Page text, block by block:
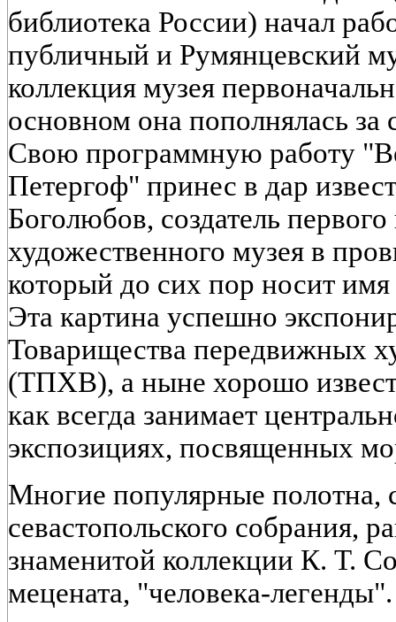
библиотека России) начал
публичный и Румянцевский
коллекция музея
основном она пополнялась за
Свою программную работу
Петергоф" принес в дар
Боголюбов, создатель
художественного музея в
который до сих пор носит
Эта картина успешно
Товарищества передвижных
(ТПХВ), а ныне хорошо
как всегда занимает
экспозициях, посвященных
Многие популярные полотна,
севастопольского собрания,
знаменитой коллекции К. Т.
мецената, "человека-легенды".